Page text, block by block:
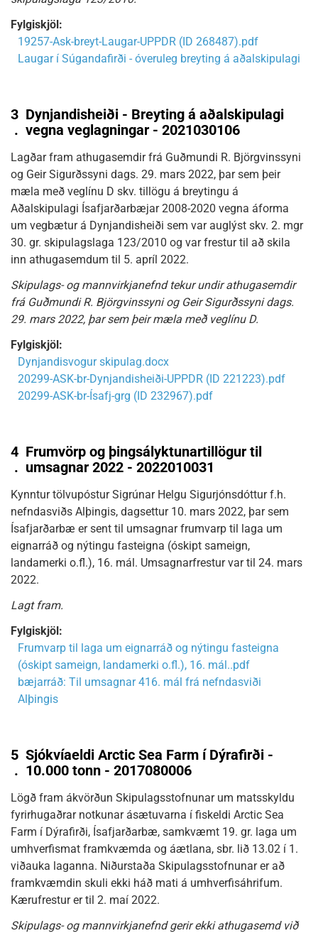
Fylgiskjöl:
19257-Ask-breyt-Laugar-UPPDR (ID 268487).pdf
Laugar í Súgandafirði - óveruleg breyting á aðalskipulagi
3
.
Dynjandisheiði - Breyting á aðalskipulagi
vegna veglagningar - 2021030106
Lagðar fram athugasemdir frá Guðmundi R. Björgvinssyni
og Geir Sigurðssyni dags. 29. mars 2022, þar sem þeir
mæla með veglínu D skv. tillögu á breytingu á
Aðalskipulagi Ísafjarðarbæjar 2008-2020 vegna áforma
um vegbætur á Dynjandisheiði sem var auglýst skv. 2. mgr
30. gr. skipulagslaga 123/2010 og var frestur til að skila
inn athugasemdum til 5. apríl 2022.
Skipulags- og mannvirkjanefnd tekur undir athugasemdir
frá Guðmundi R. Björgvinssyni og Geir Sigurðssyni dags.
29. mars 2022, þar sem þeir mæla með veglínu D.
Fylgiskjöl:
Dynjandisvogur skipulag.docx
20299-ASK-br-Dynjandisheiði-UPPDR (ID 221223).pdf
20299-ASK-br-Ísafj-grg (ID 232967).pdf
4
.
Frumvörp og þingsályktunartillögur til
umsagnar 2022 - 2022010031
Kynntur tölvupóstur Sigrúnar Helgu Sigurjónsdóttur f.h.
nefndasviðs Alþingis, dagsettur 10. mars 2022, þar sem
Ísafjarðarbæ er sent til umsagnar frumvarp til laga um
eignarráð og nýtingu fasteigna (óskipt sameign,
landamerki o.fl.), 16. mál. Umsagnarfrestur var til 24. mars
2022.
Lagt fram.
Fylgiskjöl:
Frumvarp til laga um eignarráð og nýtingu fasteigna
(óskipt sameign, landamerki o.fl.), 16. mál..pdf
bæjarráð: Til umsagnar 416. mál frá nefndasviði
Alþingis
5
.
Sjókvíaeldi Arctic Sea Farm í Dýrafirði -
10.000 tonn - 2017080006
Lögð fram ákvörðun Skipulagsstofnunar um matsskyldu
fyrirhugaðrar notkunar ásætuvarna í fiskeldi Arctic Sea
Farm í Dýrafirði, Ísafjarðarbæ, samkvæmt 19. gr. laga um
umhverfismat framkvæmda og áætlana, sbr. lið 13.02 í 1.
viðauka laganna. Niðurstaða Skipulagsstofnunar er að
framkvæmdin skuli ekki háð mati á umhverfisáhrifum.
Kærufrestur er til 2. maí 2022.
Skipulags- og mannvirkjanefnd gerir ekki athugasemd við